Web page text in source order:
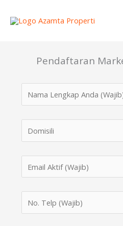
Pendaftaran